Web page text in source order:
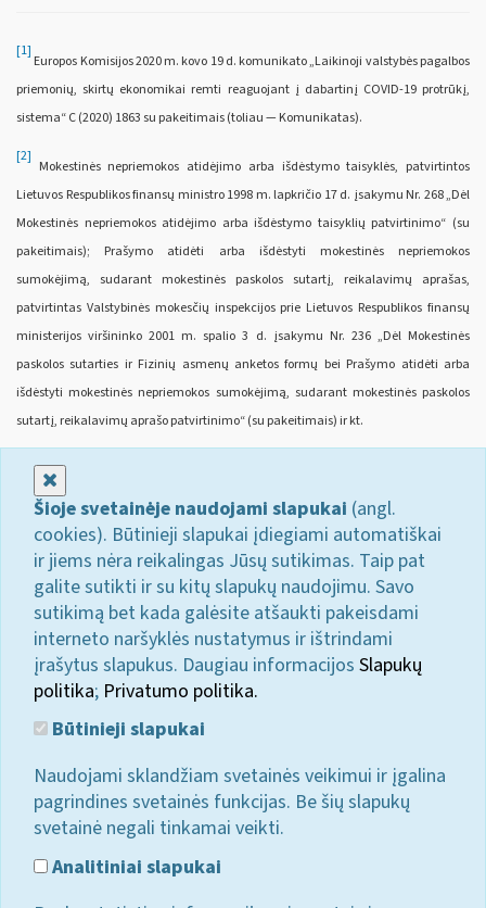
[1]
Europos Komisijos 2020 m. kovo 19 d. komunikato „Laikinoji valstybės pagalbos
priemonių, skirtų ekonomikai remti reaguojant į dabartinį COVID-19 protrūkį,
sistema“ C (2020) 1863 su pakeitimais (toliau — Komunikatas).
[2]
Mokestinės nepriemokos atidėjimo arba išdėstymo taisyklės, patvirtintos
Lietuvos Respublikos finansų ministro 1998 m. lapkričio 17 d. įsakymu Nr. 268 „Dėl
Mokestinės nepriemokos atidėjimo arba išdėstymo taisyklių patvirtinimo“ (su
pakeitimais); Prašymo atidėti arba išdėstyti mokestinės nepriemokos
sumokėjimą, sudarant mokestinės paskolos sutartį, reikalavimų aprašas,
patvirtintas Valstybinės mokesčių inspekcijos prie Lietuvos Respublikos finansų
ministerijos viršininko 2001 m. spalio 3 d. įsakymu Nr. 236 „Dėl Mokestinės
paskolos sutarties ir Fizinių asmenų anketos formų bei Prašymo atidėti arba
išdėstyti mokestinės nepriemokos sumokėjimą, sudarant mokestinės paskolos
sutartį, reikalavimų aprašo patvirtinimo“ (su pakeitimais) ir kt.
Šioje svetainėje naudojami slapukai (angl.
cookies). Būtinieji slapukai įdiegiami automatiškai
ir jiems nėra reikalingas Jūsų sutikimas. Taip pat
galite sutikti ir su kitų slapukų naudojimu. Savo
sutikimą bet kada galėsite atšaukti pakeisdami
interneto naršyklės nustatymus ir ištrindami
įrašytus slapukus. Daugiau informacijos Slapukų
politika; Privatumo politika.
Būtinieji slapukai
Naudojami sklandžiam svetainės veikimui ir įgalina
pagrindines svetainės funkcijas. Be šių slapukų
svetainė negali tinkamai veikti.
Analitiniai slapukai